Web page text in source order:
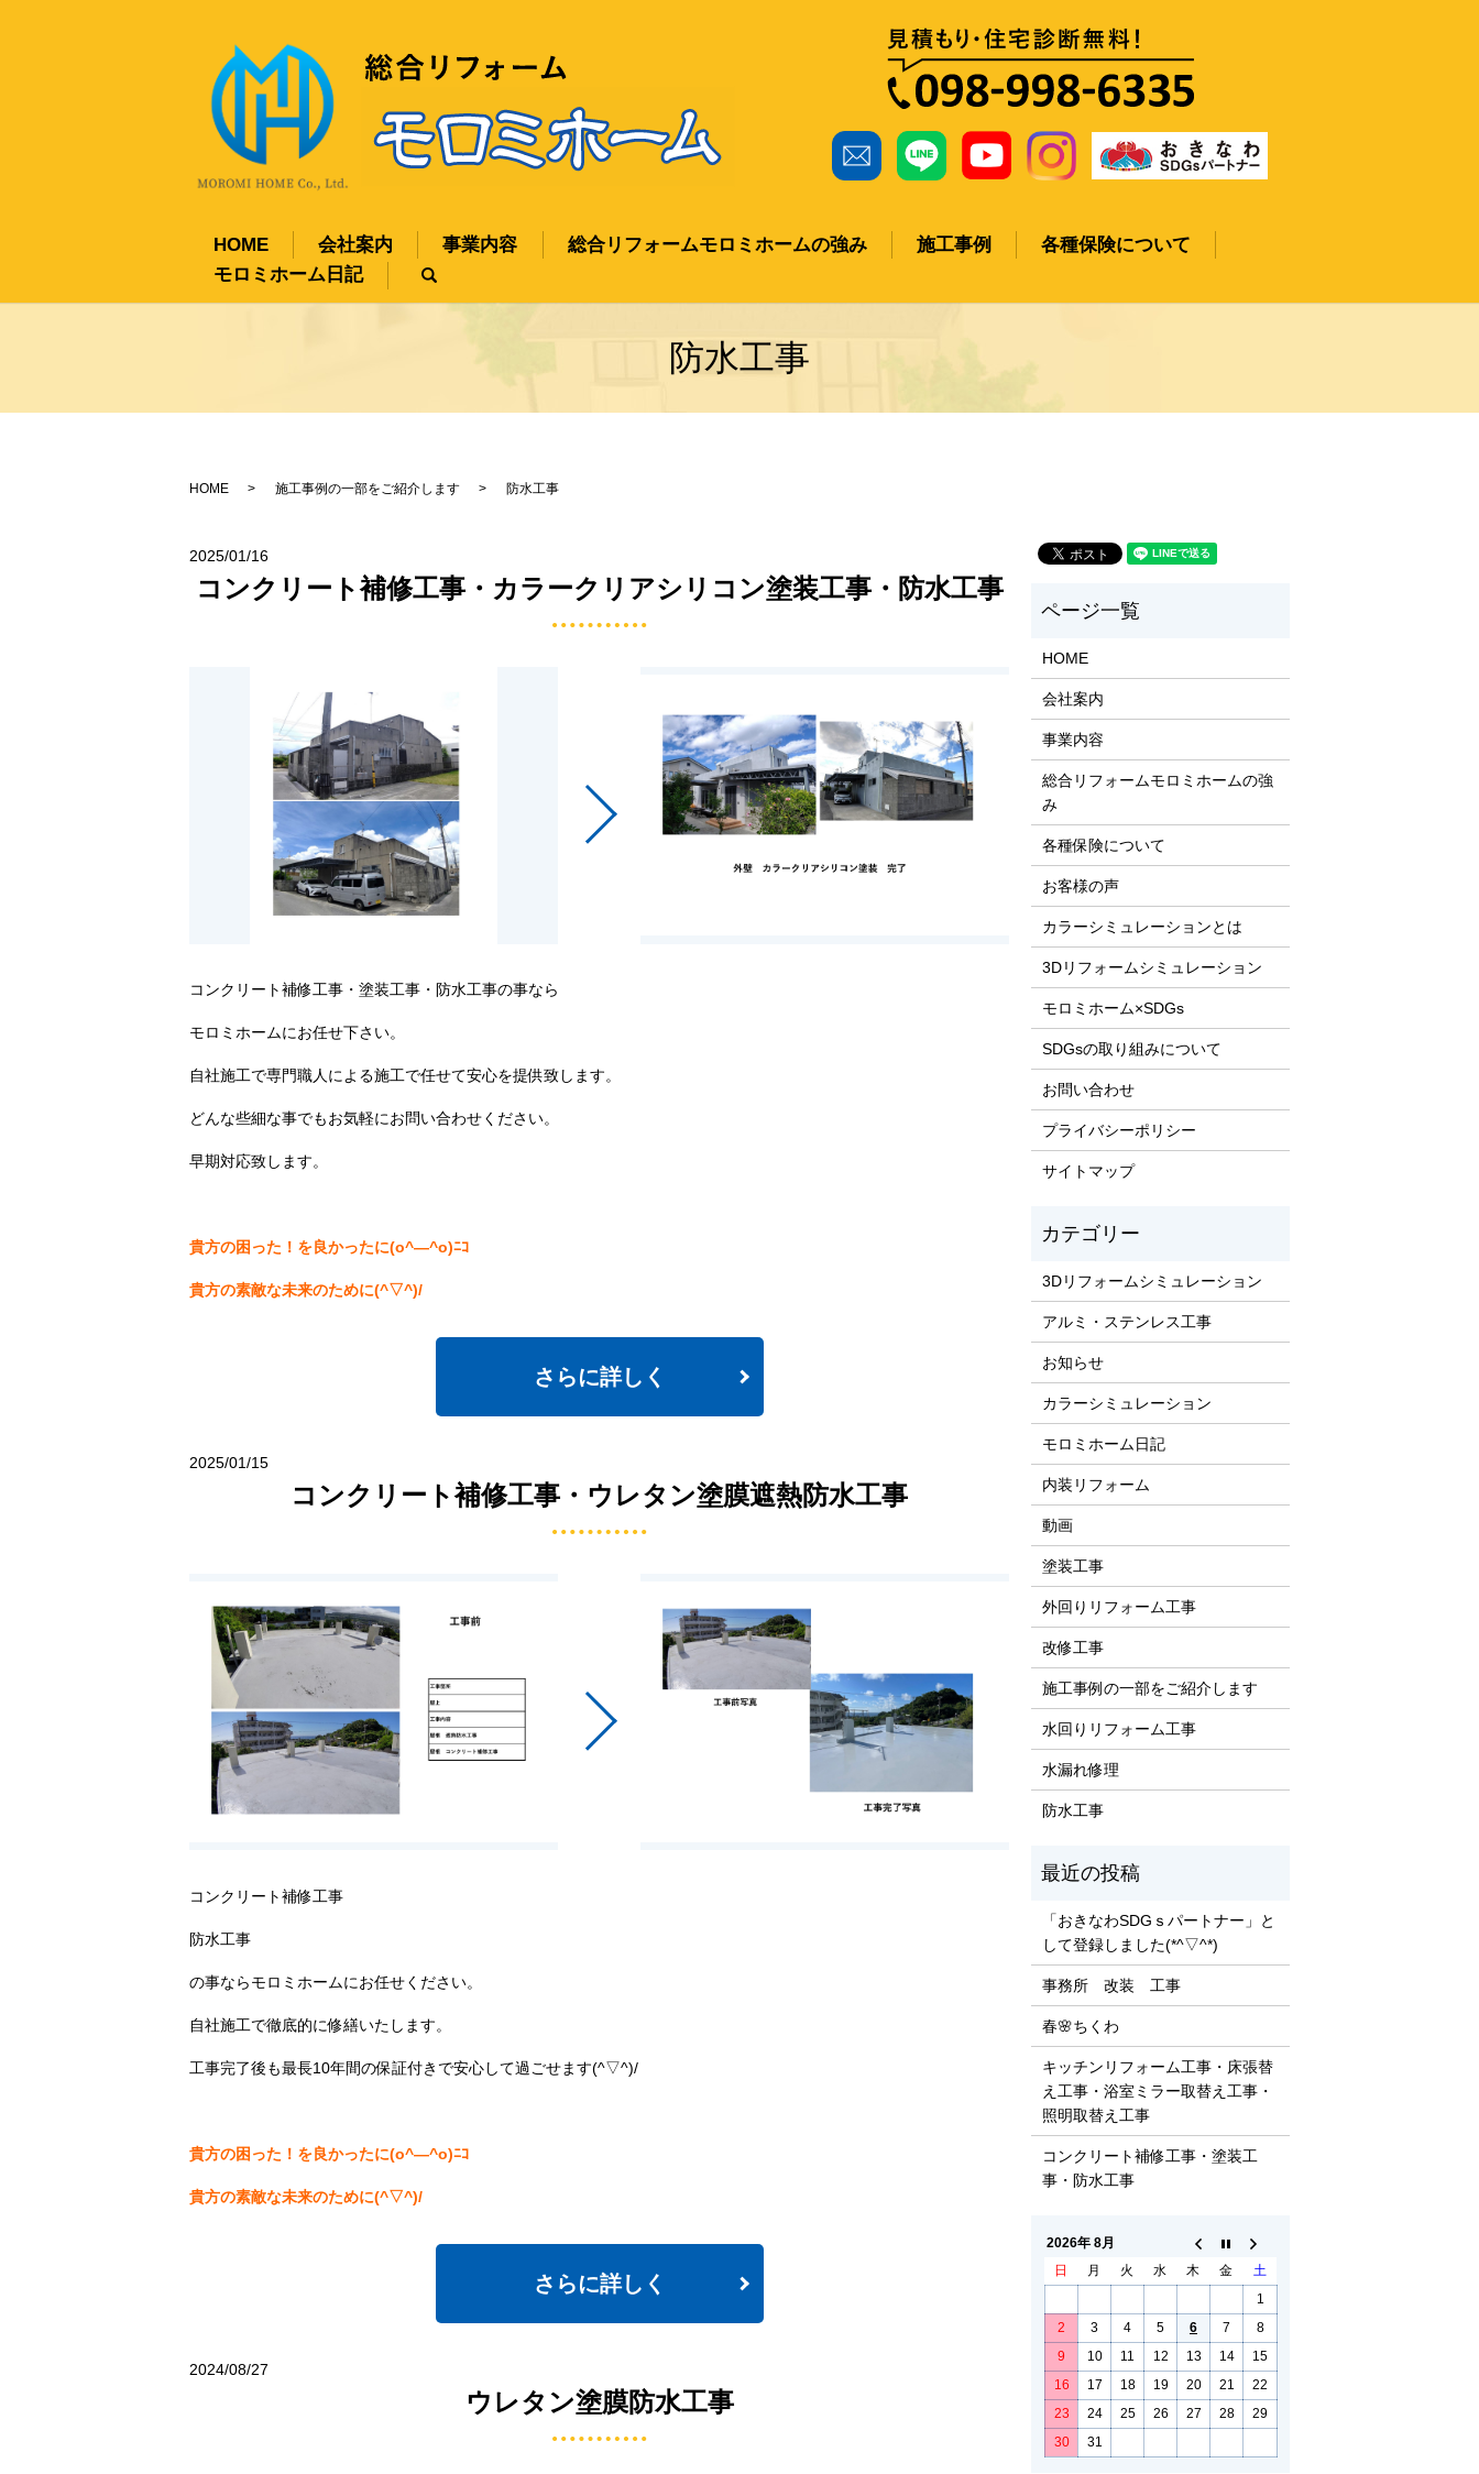
HOME 会社案内 事業内容 総合リフォームモロミホームの強み 施工事例
各種保険について
モロミホーム日記
防水工事
HOME 施工事例の一部をご紹介します 防水工事
2025/01/16
コンクリート補修工事・カラークリアシリコン塗装工事・防水工事
コンクリート補修工事・塗装工事・防水工事の事なら
モロミホームにお任せ下さい。
自社施工で専門職人による施工で任せて安心を提供致します。
どんな些細な事でもお気軽にお問い合わせください。
早期対応致します。
貴方の困った！を良かったに(o^―^o)ﾆｺ
貴方の素敵な未来のために(^▽^)/
さらに詳しく
2025/01/15
コンクリート補修工事・ウレタン塗膜遮熱防水工事
コンクリート補修工事
防水工事
の事ならモロミホームにお任せください。
自社施工で徹底的に修繕いたします。
工事完了後も最長10年間の保証付きで安心して過ごせます(^▽^)/
貴方の困った！を良かったに(o^―^o)ﾆｺ
貴方の素敵な未来のために(^▽^)/
さらに詳しく
2024/08/27
ウレタン塗膜防水工事
HOME
会社案内
事業内容
総合リフォームモロミホームの強
み
各種保険について
お客様の声
カラーシミュレーションとは
3Dリフォームシミュレーション
モロミホーム×SDGs
SDGsの取り組みについて
お問い合わせ
プライバシーポリシー
サイトマップ
3Dリフォームシミュレーション
アルミ・ステンレス工事
お知らせ
カラーシミュレーション
モロミホーム日記
内装リフォーム
動画
塗装工事
外回りリフォーム工事
改修工事
施工事例の一部をご紹介します
水回りリフォーム工事
水漏れ修理
防水工事
「おきなわSDGｓパートナー」と
して登録しました(*^▽^*)
事務所 改装 工事
春🌸ちくわ
キッチンリフォーム工事・床張替
え工事・浴室ミラー取替え工事・
照明取替え工事
コンクリート補修工事・塗装工
事・防水工事
2026年 8月
日
月 火 水 木 金
土
1
2
3 4 5 6 7
8
9
10 11 12 13 14
15
16
17 18 19 20 21
22
23
24 25 26 27 28
29
30
31